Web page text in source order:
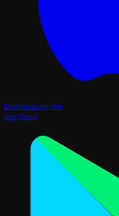
Download on the
App Store